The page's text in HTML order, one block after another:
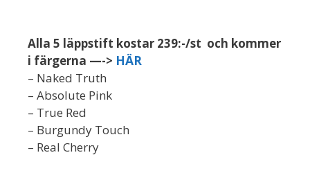
Alla 5 läppstift kostar 239:-/st och kommer
i färgerna —-> HÄR
– Naked Truth
– Absolute Pink
– True Red
– Burgundy Touch
– Real Cherry